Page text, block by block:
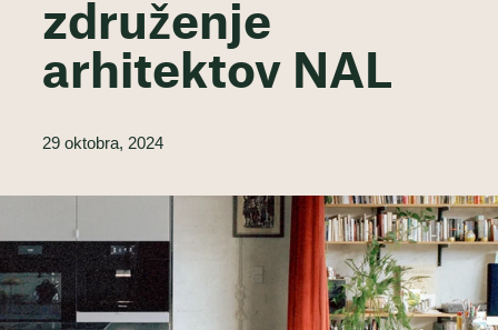
združenje
arhitektov NAL
29 oktobra, 2024